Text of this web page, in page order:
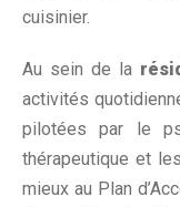
cuisinier.
Au sein de la
activités
pilotées par le
thérapeutique et
mieux au Plan